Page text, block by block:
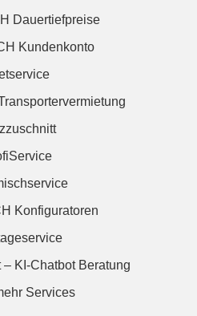
Dauertiefpreise
Kundenkonto
Konfiguratoren
– KI-Chatbot Beratung
Services